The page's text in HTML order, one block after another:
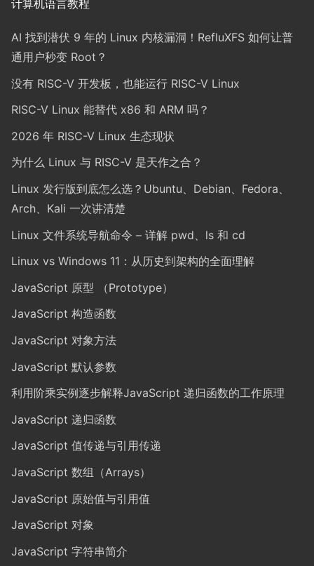
计算机语言教程
AI 找到潜伏 9 年的 Linux 内核漏洞！RefluXFS 如何让普
通用户秒变 Root？
没有 RISC-V 开发板，也能运行 RISC-V Linux
RISC-V Linux 能替代 x86 和 ARM 吗？
2026 年 RISC-V Linux 生态现状
为什么 Linux 与 RISC-V 是天作之合？
Linux 发行版到底怎么选？Ubuntu、Debian、Fedora、
Arch、Kali 一次讲清楚
Linux 文件系统导航命令 – 详解 pwd、ls 和 cd
Linux vs Windows 11：从历史到架构的全面理解
JavaScript 原型 （Prototype）
JavaScript 构造函数
JavaScript 对象方法
JavaScript 默认参数
利用阶乘实例逐步解释JavaScript 递归函数的工作原理
JavaScript 递归函数
JavaScript 值传递与引用传递
JavaScript 数组（Arrays）
JavaScript 原始值与引用值
JavaScript 对象
JavaScript 字符串简介